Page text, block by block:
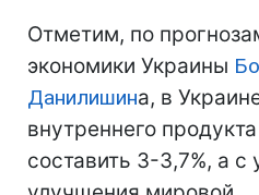
Отметим, по
экономики Украины
Данилишина, в
внутреннего
составить 3-3,7%, а с